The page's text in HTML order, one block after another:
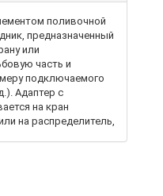
поливочной
предназначенный
или
часть и
подключаемого
Адаптер с
на кран
на распределитель,